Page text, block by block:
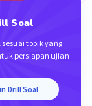
dengan
Soal
topik yang
persiapan ujian
Drill Soal